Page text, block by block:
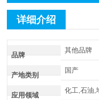
详细介绍
品牌
其他品牌
产地类别
国产
应用领域
化工,石油,